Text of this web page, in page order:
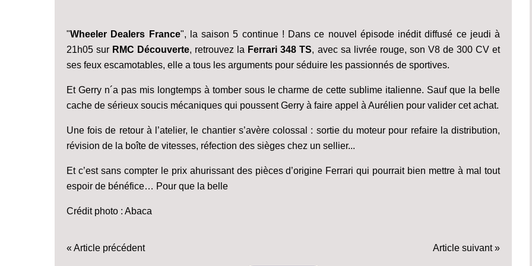
"Wheeler Dealers France", la saison 5 continue ! Dans ce nouvel épisode inédit diffusé ce jeudi à
21h05 sur RMC Découverte, retrouvez la Ferrari 348 TS, avec sa livrée rouge, son V8 de 300 CV et
ses feux escamotables, elle a tous les arguments pour séduire les passionnés de sportives.
Et Gerry n´a pas mis longtemps à tomber sous le charme de cette sublime italienne. Sauf que la belle
cache de sérieux soucis mécaniques qui poussent Gerry à faire appel à Aurélien pour valider cet achat.
Une fois de retour à l’atelier, le chantier s’avère colossal : sortie du moteur pour refaire la distribution,
révision de la boîte de vitesses, réfection des sièges chez un sellier...
Et c’est sans compter le prix ahurissant des pièces d’origine Ferrari qui pourrait bien mettre à mal tout
espoir de bénéfice… Pour que la belle
Crédit photo : Abaca
« Article précédent Article suivant »